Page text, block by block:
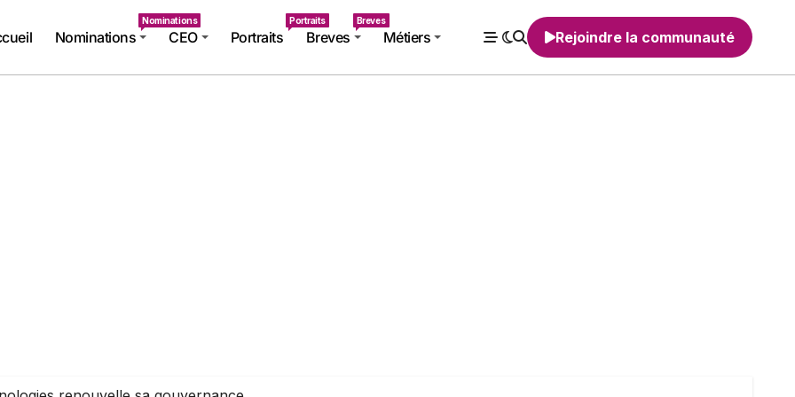
Nominations
Nominations
CEO Portraits
Portraits
Breves
Breves
Métiers Rejoindre la communauté